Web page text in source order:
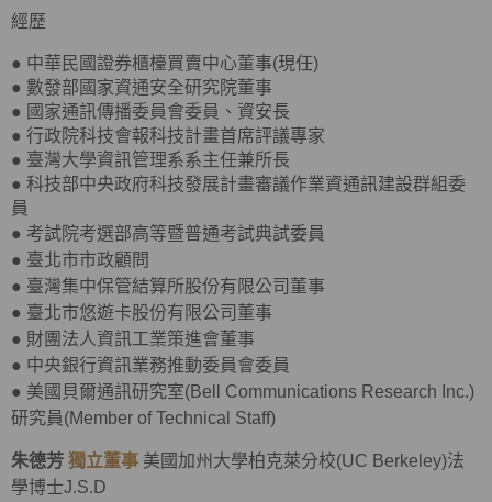
經歷
● 中華民國證券櫃檯買賣中心董事(現任)
● 數發部國家資通安全研究院董事
● 國家通訊傳播委員會委員、資安長
● 行政院科技會報科技計畫首席評議專家
● 臺灣大學資訊管理系系主任兼所長
● 科技部中央政府科技發展計畫審議作業資通訊建設群組委
員
● 考試院考選部高等暨普通考試典試委員
● 臺北市市政顧問
● 臺灣集中保管結算所股份有限公司董事
● 臺北市悠遊卡股份有限公司董事
● 財團法人資訊工業策進會董事
● 中央銀行資訊業務推動委員會委員
● 美國貝爾通訊研究室(Bell Communications Research Inc.)
研究員(Member of Technical Staff)
朱德芳 獨立董事 美國加州大學柏克萊分校(UC Berkeley)法
學博士J.S.D